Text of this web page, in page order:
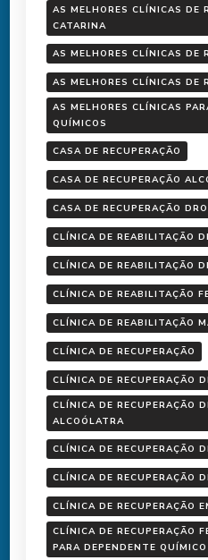
AS MELHORES CLÍNICAS DE
CATARINA
AS MELHORES CLÍNICAS DE
AS MELHORES CLÍNICAS DE
AS MELHORES CLÍNICAS
QUÍMICOS
CASA DE RECUPERAÇÃO
CASA DE RECUPERAÇÃO
CASA DE RECUPERAÇÃO
CLÍNICA DE REABILITAÇÃO
CLÍNICA DE REABILITAÇÃO
CLÍNICA DE REABILITAÇÃO
CLÍNICA DE REABILITAÇÃO
CLÍNICA DE RECUPERAÇÃO
CLÍNICA DE RECUPERAÇÃO
CLÍNICA DE RECUPERAÇÃO
ALCOÓLATRA
CLÍNICA DE RECUPERAÇÃO
CLÍNICA DE RECUPERAÇÃO
CLÍNICA DE RECUPERAÇÃO
CLÍNICA DE RECUPERAÇÃO
PARA DEPENDENTE QUÍMICO